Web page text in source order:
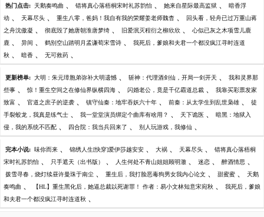
热门点击: 天鹅奏鸣曲 、 错将真心落梧桐宋时礼苏韵怡 、 她来自星际最高监狱 、 暗香浮
动 、 天幕尽头 、 重生八零，爸妈！我自有我的荣耀姜老师魏杳 、 回头看，轻舟已过万重山蒋
之舟沈傲凝 、 彻底毁了她唐朝淮唐梦绮 、 旧爱泯灭程衍之柳欣欣 、 心似已灰之木项雪儿鹿
鹿 、 异间 、 鹤别空山踏明月孟谦荀宋雪诗 、 我死后，爹娘和夫君一个都没疯江寻时连道
秋 、 暗香 、 无可救药 、
更新榜单: 大明：朱元璋胞弟弥补大明遗憾 、 斩神：代理酒剑仙，开局一剑开天 、 我和灵界那
些事 、 惊！重生空间之在修仙界纵横四海 、 闪婚老公，竟是千亿霸道总裁 、 我靠买彩票发家
致富 、 官道之庶子的逆袭 、 镇守仙秦：地牢吞妖六十年 、 前秦：从太学生到乱世枭雄 、 徒
手裂蛟龙，我真是练气士 、 我一堂堂演员绑定个曲库有啥用？ 、 天下诡医 、 暗黑：地狱入
侵，我的系统不匹配 、 四合院：我当兵回来了 、 别人玩游戏，我修仙 、
完本小说: 味你而来 、 锦绣人生[快穿]爱伊莎越安安 、 大祸 、 天幕尽头 、 错将真心落梧桐
宋时礼苏韵怡 、 只手遮天（出书版） 、 人生何处不青山姐姐顾明澈 、 迷恋 、 醉酒情思 、
拨雪寻春，烧灯续昼许曼珠于南尘 、 重生后，我打脸恶毒狗男女我内心论文 、 甜蜜蜜 、 天鹅
奏鸣曲 、 【HL】重生黑化后，她逼总裁以死谢罪！ 作者：易小文林知意宋宛秋 、 我死后，爹娘
和夫君一个都没疯江寻时连道秋 、